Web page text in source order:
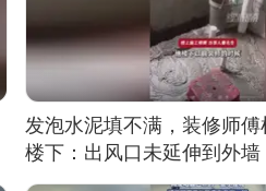
发泡水泥填不满，装修师
楼下：出风口未延伸到外墙